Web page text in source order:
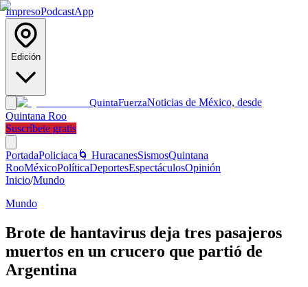
ImpresoPodcastApp
Edición
QuintaFuerzaNoticias de México, desde
Quintana Roo
Suscríbete gratis
PortadaPoliciaca 🌀 HuracanesSismosQuintana
RooMéxicoPolíticaDeportesEspectáculosOpinión
Inicio/Mundo
Mundo
Brote de hantavirus deja tres pasajeros
muertos en un crucero que partió de
Argentina